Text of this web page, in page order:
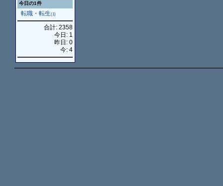
今日の1件
転職・転生(1)
合計: 2358
今日: 1
昨日: 0
今: 4